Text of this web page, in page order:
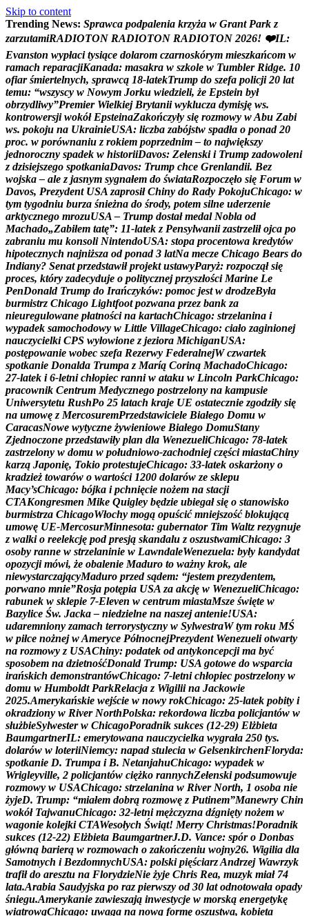
Skip to content
Trending News: Sprawca podpalenia krzyża w Grant Park z
zarzutamiRADIOTON RADIOTON RADIOTON 2026! ❤IL:
Evanston wypłaci tysiące dolarom czarnoskórym mieszkańcom w
ramach reparacjiKanada: masakra w szkole w Tumbler Ridge. 10
ofiar śmiertelnych, sprawcą 18-latekTrump do szefa policji 20 lat
temu: “wszyscy w Nowym Jorku wiedzieli, że Epstein był
obrzydliwy”Premier Wielkiej Brytanii wyklucza dymisję ws.
kontrowersji wokół EpsteinaZakończyły się rozmowy wAbu Zabi
ws. pokoju na UkrainieUSA: liczba zabójstw spadła o ponad 20
proc. w porównaniu z rokiem poprzednim – to największy
jednoroczny spadek w historiiDavos: Zełenski i Trump zadowoleni
z dzisiejszego spotkaniaDavos: Trump chce Grenlandii. Bez
wojska – ale z jasnym sygnałem do świataRozpoczęło się Forum w
Davos, Prezydent USA zaprosił Chiny do Rady PokojuChicago: w
tym tygodniu burza śnieżna do środy, potem silne uderzenie
arktycznego mrozuUSA – Trump dostał medal Nobla od
Machado„Zabiłem tatę”: 11-latek z Pensylwanii zastrzelił ojca po
zabraniu mu konsoli NintendoUSA: stopa procentowa kredytów
hipotecznych najniższa od ponad 3 latNa mecze Chicago Bears do
Indiany? Senat przedstawił projekt ustawyParyż: rozpoczął się
proces, który zadecyduje o politycznej przyszłości Marine Le
PenDonald Trump do Irańczyków: pomoc jest w drodzeByła
burmistrz Chicago Lightfoot pozwana przez bank za
nieuregulowane płatności na kartachChicago: strzelanina i
wypadek samochodowy w Little VillageChicago: ciało zaginionej
nauczycielki CPS wyłowione z jeziora MichiganUSA:
postępowanie wobec szefa Rezerwy FederalnejW czwartek
spotkanie Donalda Trumpa z Maríą Coriną MachadoChicago:
27-latek i 6-letni chłopiec ranni w ataku w Lincoln ParkChicago:
pracownik Centrum Medycznego postrzelony na kampusie
Uniwersytetu RushPo 25 latach kraje UE ostatecznie zgodziły się
na umowę z MercosuremPrzedstawiciele Białego Domu w
CaracasNowe wytyczne żywieniowe Białego DomuStany
Zjednoczone przedstawiły plan dla WenezueliChicago: 78-latek
zastrzelony w domu w południowo-zachodniej części miastaChiny
karzą Japonię, Tokio protestujeChicago: 33-latek oskarżony o
kradzież towarów o wartości 1200 dolarów ze sklepu
Macy’sChicago: bójka i pchnięcie nożem na stacji
CTAKongresmen Mike Quigley będzie ubiegał się o stanowisko
burmistrza ChicagoWłochy mogą opuścić mniejszość blokującą
umowę UE-MercosurMinnesota: gubernator Tim Waltz rezygnuje
z walki o reelekcję pod presją skandalu z oszustwamiChicago: 3
osoby ranne w strzelaninie w LawndaleWenezuela: były kandydat
opozycji mówi, że obalenie Maduro to ważny krok, ale
niewystarczającyMaduro przed sądem: “jestem prezydentem,
porwano mnie”Rosja potępia USA za akcję w WenezueliChicago:
rabunek w sklepie 7-Eleven w centrum miastaMsze święte w
Bazylice Św. Jacka – niedzielne na naszej antenie!USA:
udaremniony zamach terrorystyczny w SylwestraW tym roku MŚ
w piłce nożnej wAmeryce PółnocnejPrezydent Wenezueli otwarty
na rozmowy z USAChiny: podatek od antykoncepcji ma być
sposobem na dzietnośćDonald Trump: USA gotowe do wsparcia
irańskich demonstrantówChicago: 7-letni chłopiec postrzelony w
domu w Humboldt ParkRelacja z Wigilii na Jackowie
2025.Amerykańskie wejście w nowy rokChicago: 25-latek pobity i
okradziony w River NorthPolska: rekordowa liczba policjantów w
służbieSylwester w ChicagoPoradnik sukces (12-29) Elżbieta
BaumgartnerIL: emerytowana nauczycielka wygrała 250 tys.
dolarów w loteriiNiemcy: napad stulecia w GelsenkirchenFloryda:
spotkanie D. Trumpa i B. NetanjahuChicago: wypadek w
Wrigleyville, 2 policjantów ciężko rannychZełenski podsumowuje
rozmowy w USAChicago: strzelanina w River North, 1 osoba nie
żyjeD. Trump: “miałem dobrą rozmowę z Putinem”Manewry Chin
wokół TajwanuChicago: 32-letni mężczyzna dźgnięty nożem w
wagonie kolejki CTAWesołych Świąt! Merry Christmas!Poradnik
sukces (12-22) Elżbieta BaumgartnerJ.D. Vance: spór o Donbas
główną barierą w rozmowach o zakończeniu wojny26. Wigilia dla
Samotnych i BezdomnychUSA: polski pięściarzAndrzej Wawrzyk
trafił do aresztu na FlorydzieNie żyje Chris Rea, muzyk miał 74
lata.Arabia Saudyjska po raz pierwszy od 30 lat odnotowała opady
śniegu.Amerykanie zawieszają inwestycje w morską energetykę
wiatrowąChicago: uwaga na nową formę oszustwa, kobieta